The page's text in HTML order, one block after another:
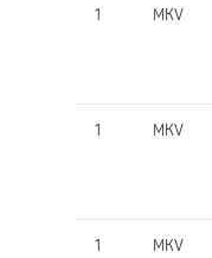
1 MKV
1 MKV
1 MKV